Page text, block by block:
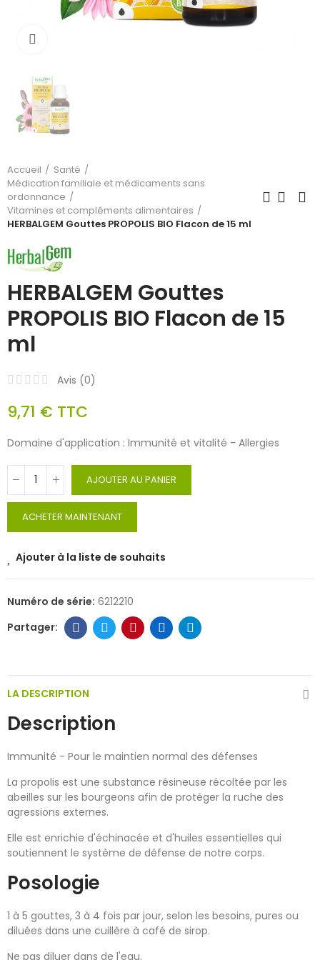
Accueil
Santé
Médication familiale et médicaments sans
ordonnance
Vitamines et compléments alimentaires
HERBALGEM Gouttes PROPOLIS BIO Flacon de 15 ml
HERBALGEM Gouttes
PROPOLIS BIO Flacon de 15
ml
Avis (0)
9,71 € TTC
Domaine d'application : Immunité et vitalité - Allergies
AJOUTER AU PANIER
ACHETER MAINTENANT
Ajouter à la liste de souhaits
Numéro de série: 6212210
LA DESCRIPTION
Description
Immunité - Pour le maintien normal des défenses
La propolis est une substance résineuse récoltée par les
abeilles sur les bourgeons afin de protéger la ruche des
agressions externes.
Elle est enrichie d'échinacée et d'huiles essentielles qui
soutiennent le système de défense de notre corps.
Posologie
1 à 5 gouttes, 3 à 4 fois par jour, selon les besoins, pures ou
diluées dans une cuillère à café de sirop.
Ne pas diluer dans de l'eau.